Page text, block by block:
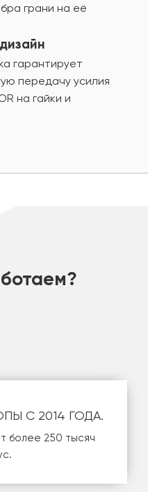
грани на её
гарантирует
передачу усилия
на гайки и
С 2014 ГОДА.
более 250 тысяч